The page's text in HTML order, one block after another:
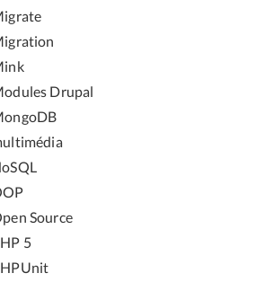
Drupal
Source
5